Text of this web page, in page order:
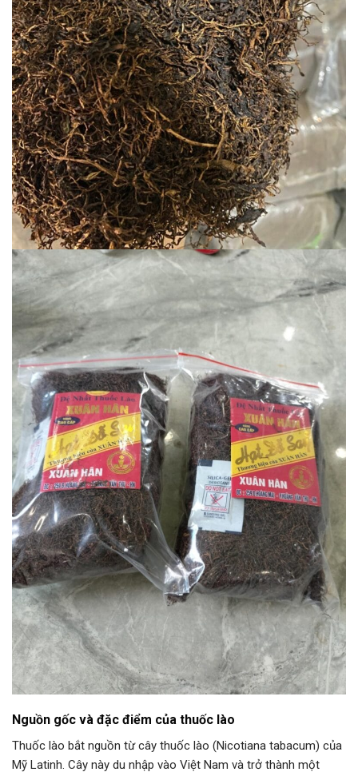
Nguồn gốc và đặc điểm của thuốc lào
Thuốc lào bắt nguồn từ cây thuốc lào (Nicotiana tabacum) của
Mỹ Latinh. Cây này du nhập vào Việt Nam và trở thành một